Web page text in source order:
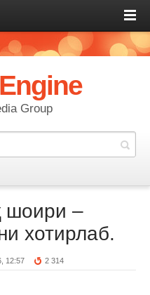
Group
шоири –
хотирлаб.
12:57 2 314